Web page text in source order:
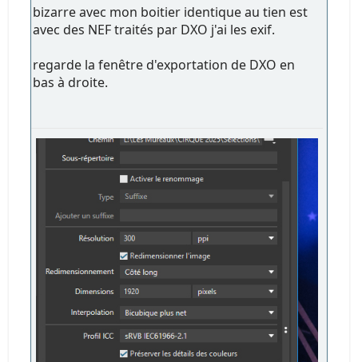
bizarre avec mon boitier identique au tien est
avec des NEF traités par DXO j'ai les exif.
regarde la fenêtre d'exportation de DXO en
bas à droite.